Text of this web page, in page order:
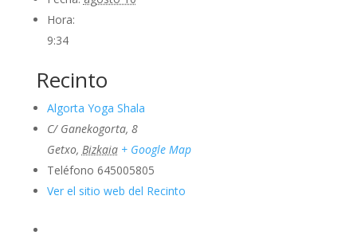
Hora:
9:34
Recinto
Algorta Yoga Shala
C/ Ganekogorta, 8
Getxo, Bizkaia + Google Map
Teléfono 645005805
Ver el sitio web del Recinto